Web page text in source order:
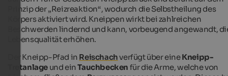
Prinzip der „Reizreaktion“, wodurch die Selbstheilung des
Körpers aktiviert wird. Kneippen wirkt bei zahlreichen
Beschwerden lindernd und kann, vorbeugend angewandt,
Lebensqualität erhöhen.
Der Kneipp-Pfad in Reischachverfügt über eineKneipp-
Tretanlage und einTauchbecken für die Arme, welche von